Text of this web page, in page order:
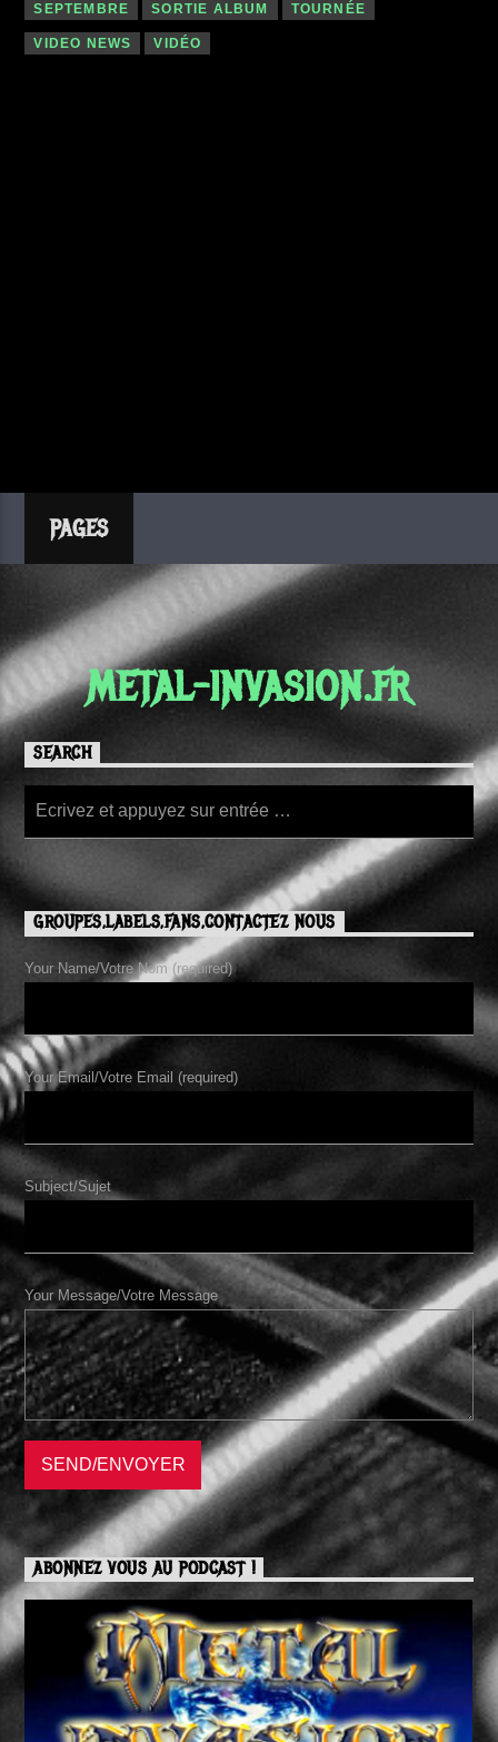
SEPTEMBRE SORTIE ALBUM TOURNÉE
VIDEO NEWS VIDÉO
PAGES
METAL-INVASION.FR
SEARCH
GROUPES,LABELS,FANS,CONTACTEZ NOUS
Your Name/Votre Nom (required)
Your Email/Votre Email (required)
Subject/Sujet
Your Message/Votre Message
ABONNEZ VOUS AU PODCAST !